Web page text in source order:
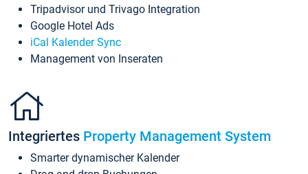
Tripadvisor und Trivago Integration
Google Hotel Ads
iCal Kalender Sync
Management von Inseraten
Integriertes Property Management System
Smarter dynamischer Kalender